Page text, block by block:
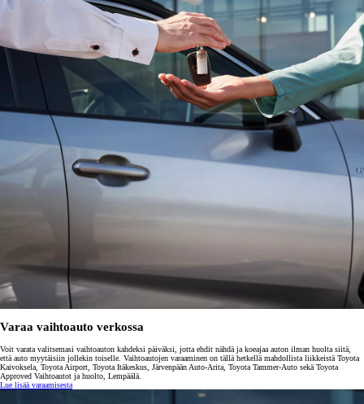
Varaa vaihtoauto verkossa
Voit varata valitsemasi vaihtoauton kahdeksi päiväksi, jotta ehdit nähdä ja koeajaa auton ilman huolta siitä,
että auto myytäisiin jollekin toiselle. Vaihtoautojen varaaminen on tällä hetkellä mahdollista liikkeistä Toyota
Kaivoksela, Toyota Airport, Toyota Itäkeskus, Järvenpään Auto-Arita, Toyota Tammer-Auto sekä Toyota
Approved Vaihtoautot ja huolto, Lempäälä.
Lue lisää varaamisesta